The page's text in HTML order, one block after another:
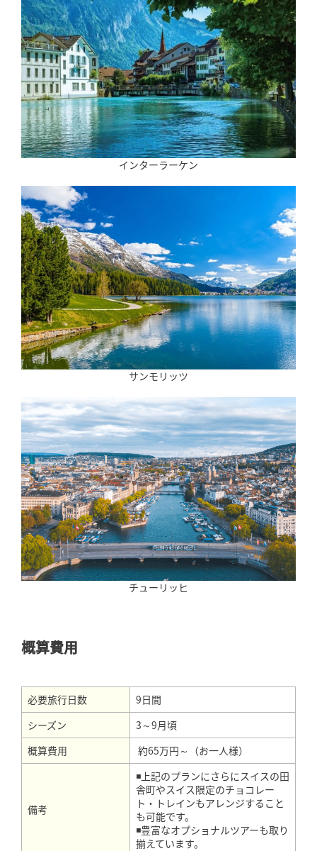
インターラーケン
サンモリッツ
チューリッヒ
概算費用
必要旅行日数
9日間
シーズン
3～9月頃
概算費用
約65万円～（お一人様）
備考
◾上記のプランにさらにスイスの田
舎町やスイス限定のチョコレー
ト・トレインもアレンジすること
も可能です。
◾豊富なオプショナルツアーも取り
揃えています。